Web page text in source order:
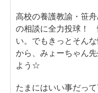
高校の養護教諭・笹
の相談に全力投球！
い。でもきっとそん
から、みょーちゃん
よう☆
たまにはいい事だっ